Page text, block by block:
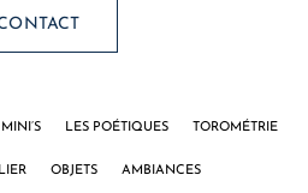
LES POÉTIQUES TOROMÉTRIE
OBJETS AMBIANCES